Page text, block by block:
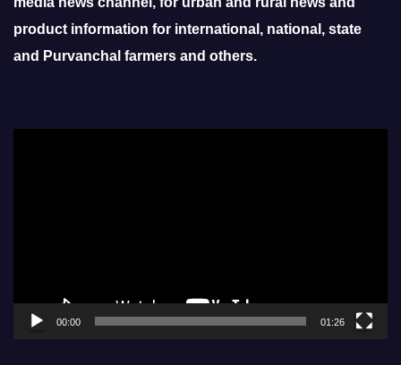
product information for international, national, state
and Purvanchal farmers and others.
00:00 01:26